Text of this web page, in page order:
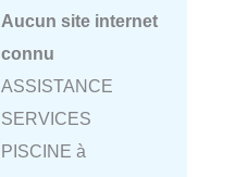
Aucun site internet
connu
ASSISTANCE
SERVICES
PISCINE à